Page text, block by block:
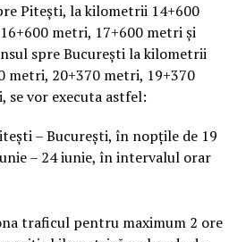
Pitești, la kilometrii 14+600
metri, 17+600 metri și
spre București la kilometrii
metri, 20+370 metri, 19+370
se vor executa astfel:
– București, în nopțile de 19
– 24 iunie, în intervalul orar
traficul pentru maximum 2 ore